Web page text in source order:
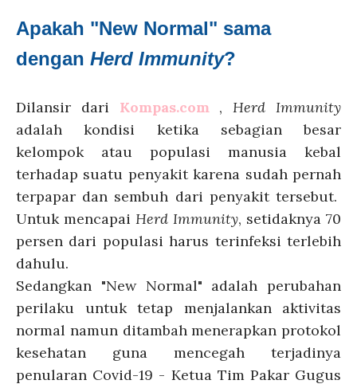
Apakah "New Normal" sama
dengan Herd Immunity?
Dilansir dari Kompas.com,Herd Immunity
adalah kondisi ketika sebagian besar
kelompok atau populasi manusia kebal
terhadap suatu penyakit karena sudah pernah
terpapar dan sembuh dari penyakit tersebut.
Untuk mencapai Herd Immunity, setidaknya 70
persen dari populasi harus terinfeksi terlebih
dahulu.
Sedangkan "New Normal" adalah perubahan
perilaku untuk tetap menjalankan aktivitas
normal namun ditambah menerapkan protokol
kesehatan guna mencegah terjadinya
penularan Covid-19 - Ketua Tim Pakar Gugus